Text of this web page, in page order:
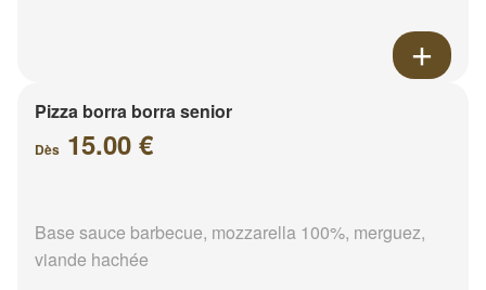
Pizza borra borra senior
Dès 15.00 €
Base sauce barbecue, mozzarella 100%, merguez,
viande hachée